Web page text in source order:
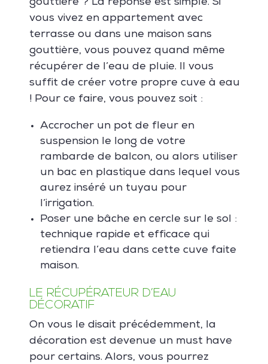
gouttière ? La réponse est simple. Si
vous vivez en appartement avec
terrasse ou dans une maison sans
gouttière, vous pouvez quand même
récupérer de l’eau de pluie. Il vous
suffit de créer votre propre cuve à eau
! Pour ce faire, vous pouvez soit :
Accrocher un pot de fleur en
suspension le long de votre
rambarde de balcon, ou alors utiliser
un bac en plastique dans lequel vous
aurez inséré un tuyau pour
l’irrigation.
Poser une bâche en cercle sur le sol :
technique rapide et efficace qui
retiendra l’eau dans cette cuve faite
maison.
LE RÉCUPÉRATEUR D’EAU
DÉCORATIF
On vous le disait précédemment, la
décoration est devenue un must have
pour certains. Alors, vous pourrez